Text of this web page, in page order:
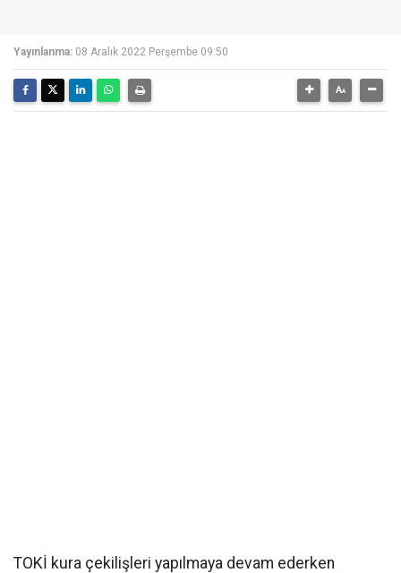
Yayınlanma: 08 Aralık 2022 Perşembe 09:50
TOKİ kura çekilişleri yapılmaya devam ederken